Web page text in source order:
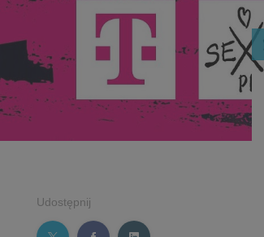
Udostępnij